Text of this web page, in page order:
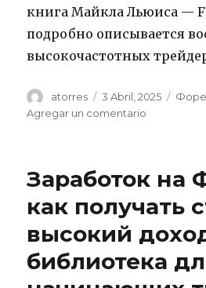
книга Майкла Льюиса —
подробно описывается
высокочастотных
Autor
atorres
Publicado
el
3 Abril, 2025
Agregar un comentario
концепции
на
примере
4
Заработок на
как получать
высокий
библиотека